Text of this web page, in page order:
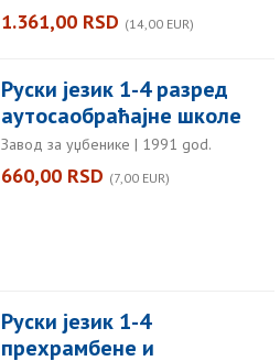
1.361,00 RSD (14,00 EUR)
Руски језик 1-4 разред
аутосаобраћајне школе
Завод за уџбенике | 1991 god.
660,00 RSD (7,00 EUR)
Руски језик 1-4
прехрамбене и